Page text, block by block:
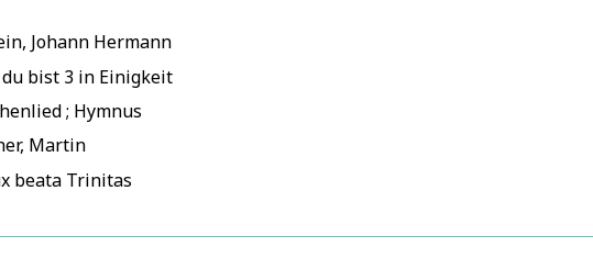
Johann Hermann
bist 3 in Einigkeit
; Hymnus
Martin
beata Trinitas